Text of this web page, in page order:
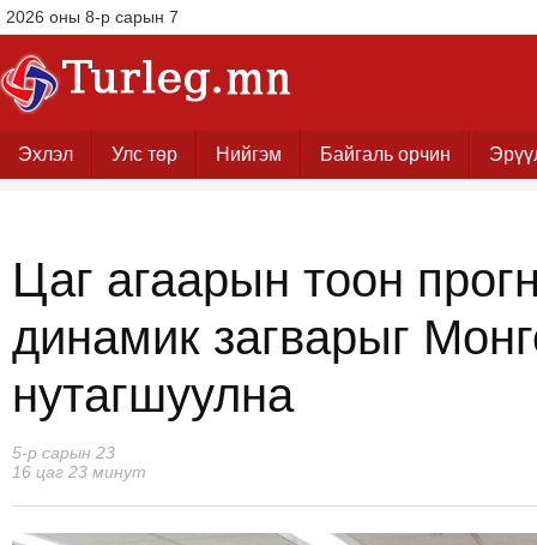
2026 оны 8-р сарын 7
Эхлэл Улс төр Нийгэм Байгаль орчин
Цаг агаарын тоон
динамик загварыг
нутагшуулна
5-р сарын 23
16 цаг 23 минут